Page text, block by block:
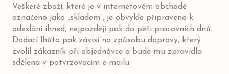
Veškeré zboží, které je v internetovém obchodě
označeno jako „skladem“, je obvykle připraveno k
odeslání ihned, nejpozději pak do pěti pracovních dnů.
Dodací lhůta pak závisí na způsobu dopravy, který
zvolil zákazník při objednávce a bude mu zpravidla
sdělena v potvrzovacím e-mailu.